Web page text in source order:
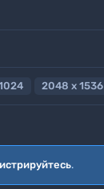
2048 x 1536
.